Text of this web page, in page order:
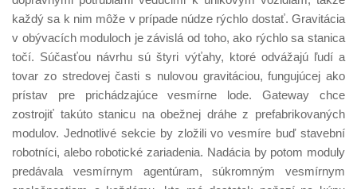
každý sa k nim môže v prípade núdze rýchlo dostať. Gravitácia
v obývacích moduloch je závislá od toho, ako rýchlo sa stanica
točí. Súčasťou návrhu sú štyri výťahy, ktoré odvážajú ľudí a
tovar zo stredovej časti s nulovou gravitáciou, fungujúcej ako
prístav pre prichádzajúce vesmírne lode. Gateway chce
zostrojiť takúto stanicu na obežnej dráhe z prefabrikovaných
modulov. Jednotlivé sekcie by zložili vo vesmíre buď stavební
robotníci, alebo robotické zariadenia. Nadácia by potom moduly
predávala vesmírnym agentúram, súkromným vesmírnym